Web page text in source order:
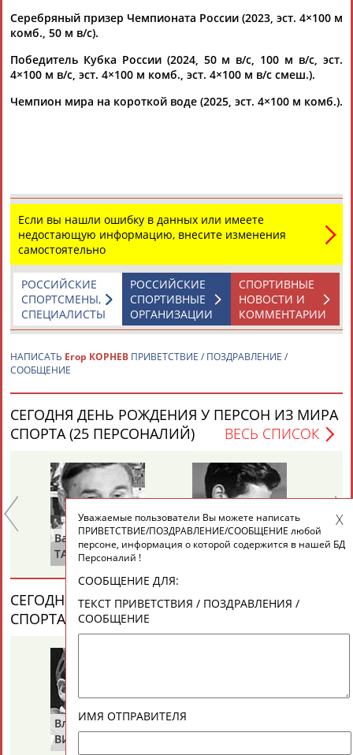
Рамазан
АБДУЛАЕВ
Тагир
АБДУЛАЕВ
АБДУЛАЗИЗОВАБДУЛБЕКОВ
АБДУЛДАУДОВАБДУЛЖАЛИЛОВАБДУЛКАГИРОВАБДУЛЛАЕВ
ЕЩЁ ПЕРСОНЫ
ТАБЛО АКТИВНОСТИ
ЦЕЛИ ПРОЕКТА КОНТАКТЫ
Вопросы сотрудничества и совместной деятельности
Стадион, 1998-2026
Адресов в новостной рассылке: 996
Подпишись
Серебряный призер Чемпионата России (2023, эст. 4×100 м
комб., 50 м в/с).
Победитель Кубка России (2024, 50 м в/с, 100 м в/с, эст.
4×100 м в/с, эст. 4×100 м комб., эст. 4×100 м в/с смеш.).
Чемпион мира на короткой воде (2025, эст. 4×100 м комб.).
Если вы нашли ошибку в данных или имеете
недостающую информацию, внесите изменения
самостоятельно
СПОРТИВНЫЕ
НОВОСТИ И
КОММЕНТАРИИ
РОССИЙСКИЕ
СПОРТИВНЫЕ
ОРГАНИЗАЦИИ
РОССИЙСКИЕ
СПОРТСМЕНЫ,
СПЕЦИАЛИСТЫ
НАПИСАТЬ Егор КОРНЕВ ПРИВЕТСТВИЕ / ПОЗДРАВЛЕНИЕ /
СООБЩЕНИЕ
СЕГОДНЯ ДЕНЬ РОЖДЕНИЯ У ПЕРСОН ИЗ МИРА
СПОРТА (25 ПЕРСОНАЛИЙ)
ВЕСЬ СПИСОК
Валерий
ТАРАКАНОВ
Александр
ГОРЕЛИК
СЕГОДНЯ ДЕНЬ ПАМЯТИ У ПЕРСОН ИЗ МИРА
СПОРТА (2 ПЕРСОНАЛИЙ)
Владимир
ВИКУЛОВ
Уважаемые пользователи Вы можете написать
ПРИВЕТСТВИЕ/ПОЗДРАВЛЕНИЕ/СООБЩЕНИЕ любой
персоне, информация о которой содержится в нашей БД
Персоналий !
СООБЩЕНИЕ ДЛЯ:
ТЕКСТ ПРИВЕТСТВИЯ / ПОЗДРАВЛЕНИЯ /
СООБЩЕНИЕ
ИМЯ ОТПРАВИТЕЛЯ